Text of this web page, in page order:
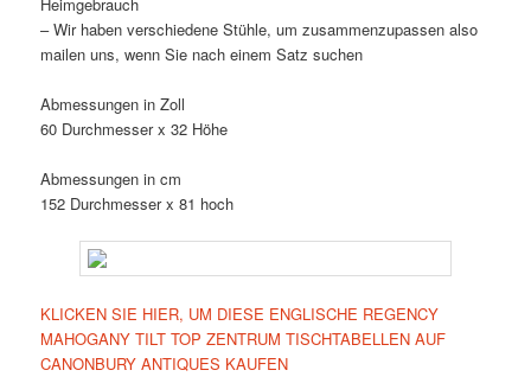
– Wir haben verschiedene Stühle, um zusammenzupassen also
mailen uns, wenn Sie nach einem Satz suchen
Abmessungen in Zoll
60 Durchmesser x 32 Höhe
Abmessungen in cm
152 Durchmesser x 81 hoch
KLICKEN SIE HIER, UM DIESE ENGLISCHE REGENCY
MAHOGANY TILT TOP ZENTRUM TISCHTABELLEN AUF
CANONBURY ANTIQUES KAUFEN